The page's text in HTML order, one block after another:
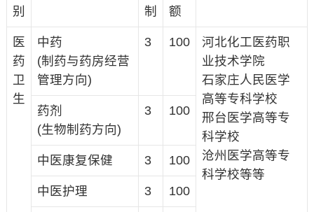
别
制
额
医
药
卫
生
中药
(制药与药房经营
管理方向)
3 100
河北化工医药职
业技术学院
石家庄人民医学
高等专科学校
邢台医学高等专
科学校
沧州医学高等专
科学校等等
药剂
(生物制药方向)
3 100
中医康复保健 3 100
中医护理 3 100